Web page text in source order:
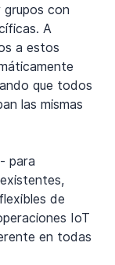
grupos con
A
a estos
que todos
las mismas
- para
de
IoT
en todas